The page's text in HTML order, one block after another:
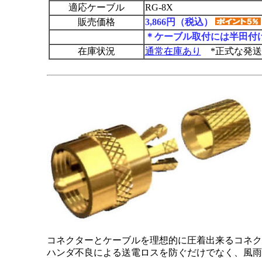
適応ケーブル
RG-8X
販売価格
3,866円（税込）
＊ケーブル取付には半田付
在庫状況
通常在庫あり *正式な発送
コネクターとケーブルを理想的に圧着出来るコネ
ハンダ不良による送電ロスを防ぐだけでなく、風